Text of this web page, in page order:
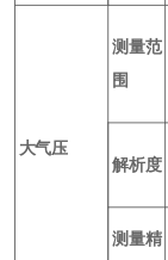
大气压
测量范
围
解析度
测量精